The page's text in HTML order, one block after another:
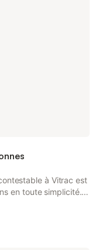
à Vitrac est
en toute simplicité.
en voiture et
de Haute-